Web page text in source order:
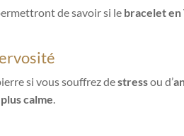
de savoir si le bracelet en
si vous souffrez destressou d’
calme